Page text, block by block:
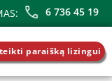
6 736 45 19
paraišką lizingui